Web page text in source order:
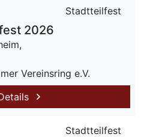
Stadtteilfest
2026
Vereinsring e.V.
Stadtteilfest